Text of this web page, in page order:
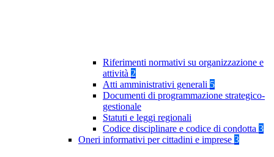
Riferimenti normativi su organizzazione e
attività 2
Atti amministrativi generali 5
Documenti di programmazione strategico-
gestionale
Statuti e leggi regionali
Codice disciplinare e codice di condotta 3
Oneri informativi per cittadini e imprese 3